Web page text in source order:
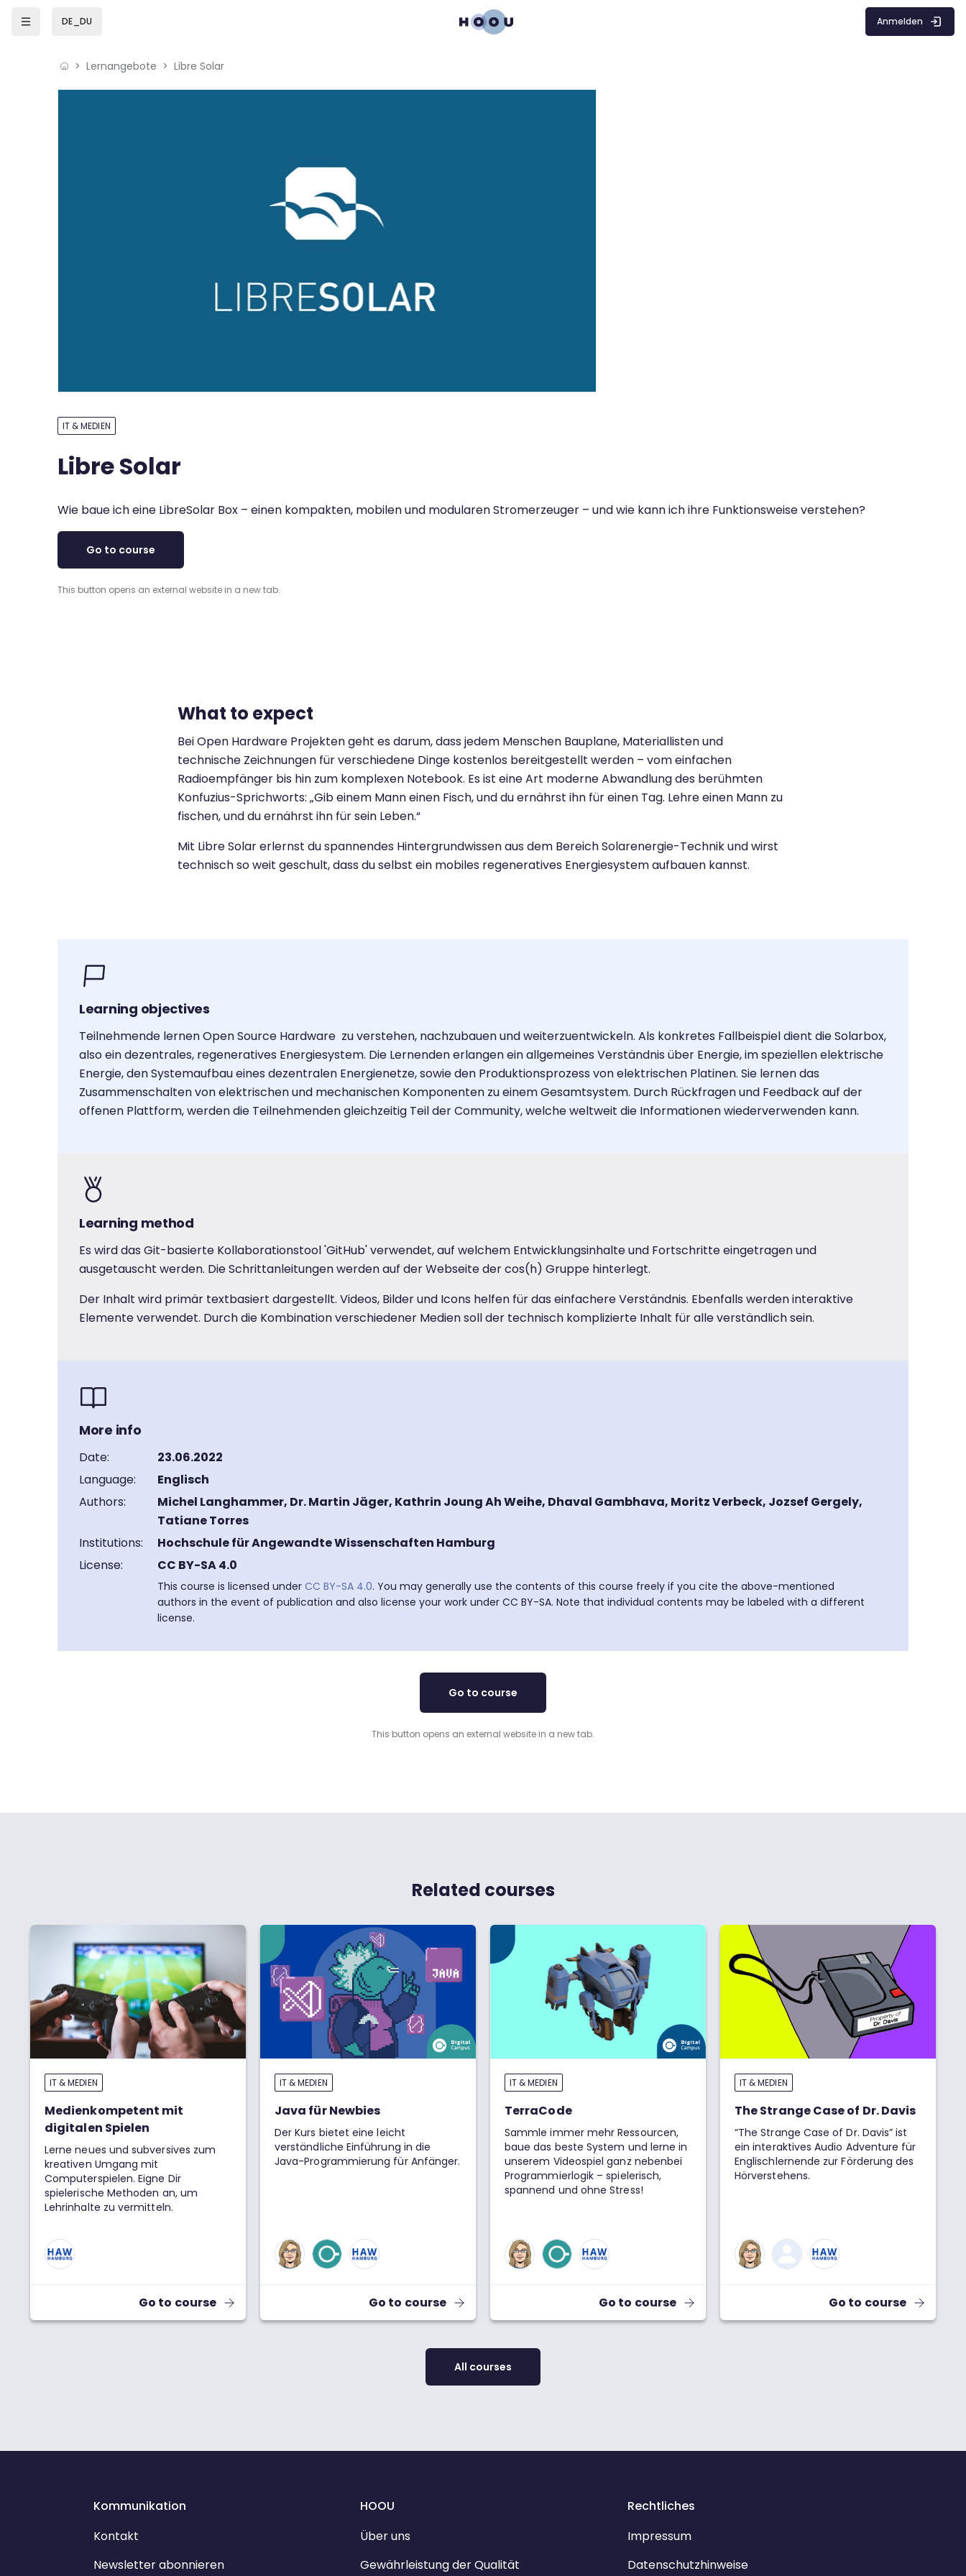
DE_DU Anmelden
Lernangebote Libre Solar
IT & MEDIEN
Libre Solar
Wie baue ich eine LibreSolar Box – einen kompakten, mobilen und modularen Stromerzeuger – und wie kann ich ihre Funktionsweise verstehen?
Go to course
This button opens an external website in a new tab.
What to expect
Bei Open Hardware Projekten geht es darum, dass jedem Menschen Bauplane, Materiallisten und
technische Zeichnungen für verschiedene Dinge kostenlos bereitgestellt werden – vom einfachen
Radioempfänger bis hin zum komplexen Notebook. Es ist eine Art moderne Abwandlung des berühmten
Konfuzius-Sprichworts: „Gib einem Mann einen Fisch, und du ernährst ihn für einen Tag. Lehre einen Mann zu
fischen, und du ernährst ihn für sein Leben.“
Mit Libre Solar erlernst du spannendes Hintergrundwissen aus dem Bereich Solarenergie-Technik und wirst
technisch so weit geschult, dass du selbst ein mobiles regeneratives Energiesystem aufbauen kannst.
Learning objectives
Teilnehmende lernen Open Source Hardware zu verstehen, nachzubauen und weiterzuentwickeln. Als konkretes Fallbeispiel dient die Solarbox,
also ein dezentrales, regeneratives Energiesystem. Die Lernenden erlangen ein allgemeines Verständnis über Energie, im speziellen elektrische
Energie, den Systemaufbau eines dezentralen Energienetze, sowie den Produktionsprozess von elektrischen Platinen. Sie lernen das
Zusammenschalten von elektrischen und mechanischen Komponenten zu einem Gesamtsystem. Durch Rückfragen und Feedback auf der
offenen Plattform, werden die Teilnehmenden gleichzeitig Teil der Community, welche weltweit die Informationen wiederverwenden kann.
Learning method
Es wird das Git-basierte Kollaborationstool 'GitHub' verwendet, auf welchem Entwicklungsinhalte und Fortschritte eingetragen und
ausgetauscht werden. Die Schrittanleitungen werden auf der Webseite der cos(h) Gruppe hinterlegt.
Der Inhalt wird primär textbasiert dargestellt. Videos, Bilder und Icons helfen für das einfachere Verständnis. Ebenfalls werden interaktive
Elemente verwendet. Durch die Kombination verschiedener Medien soll der technisch komplizierte Inhalt für alle verständlich sein.
More info
Date:
23.06.2022
Language:
Englisch
Authors:
Michel Langhammer, Dr. Martin Jäger, Kathrin Joung Ah Weihe, Dhaval Gambhava, Moritz Verbeck, Jozsef Gergely,
Tatiane Torres
Institutions:
Hochschule für Angewandte Wissenschaften Hamburg
License:
CC BY-SA 4.0
This course is licensed under CC BY-SA 4.0. You may generally use the contents of this course freely if you cite the above-mentioned
authors in the event of publication and also license your work under CC BY-SA. Note that individual contents may be labeled with a different
license.
Go to course
This button opens an external website in a new tab.
Related courses
IT & MEDIEN
Medienkompetent mit
digitalen Spielen
Lerne neues und subversives zum
kreativen Umgang mit
Computerspielen. Eigne Dir
spielerische Methoden an, um
Lehrinhalte zu vermitteln.
Go to course
IT & MEDIEN
Java für Newbies
Der Kurs bietet eine leicht
verständliche Einführung in die
Java-Programmierung für Anfänger.
Go to course
IT & MEDIEN
TerraCode
Sammle immer mehr Ressourcen,
baue das beste System und lerne in
unserem Videospiel ganz nebenbei
Programmierlogik – spielerisch,
spannend und ohne Stress!
Go to course
IT & MEDIEN
The Strange Case of Dr. Davis
“The Strange Case of Dr. Davis” ist
ein interaktives Audio Adventure für
Englischlernende zur Förderung des
Hörverstehens.
Go to course
All courses
Kommunikation
Kontakt
Newsletter abonnieren
HOOU
Über uns
Gewährleistung der Qualität
Rechtliches
Impressum
Datenschutzhinweise